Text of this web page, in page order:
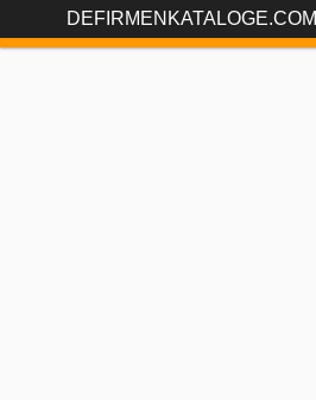
DEFIRMENKATALOGE.COM